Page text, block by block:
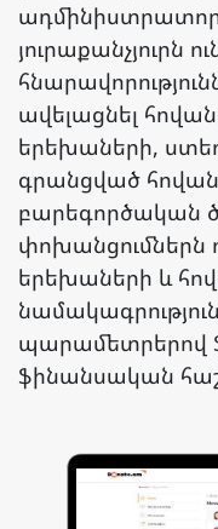
յուրաքանչյուրն
ավելացնել
երեխաների,
գրանցված
բարեգործական
փոխանցումներն
երեխաների և
պարամետրերով
ֆինանսական